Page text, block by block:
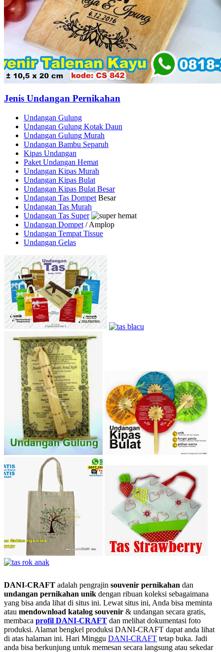
Jenis Undangan Pernikahan
Undangan Gulung
Undangan Gulung Kotak Daun
Undangan Gulung Murah
Undangan Bambu Separuh
Kipas Undangan
Paket Undangan Hemat
Undangan Kipas Murah
Undangan Kipas Bulat
Undangan Kipas Bulat Besar
Undangan Tas Dompet Besar
Undangan Tas Murah
Undangan Tas Super
Undangan Dompet / Amplop
Undangan Tempat Tissue
Undangan Gelas
DANI-CRAFT adalah pengrajin souvenir pernikahan dan
undangan pernikahan unik dengan ribuan koleksi sebagaimana
yang bisa anda lihat di situs ini. Lewat situs ini, Anda bisa meminta
atau mendownload katalog souvenir & undangan secara gratis,
membaca profil DANI-CRAFT dan melihat dokumentasi foto
produksi. Alamat bengkel produksi DANI-CRAFT dapat anda lihat
di atas halaman ini. Hari Minggu DANI-CRAFT tetap buka. Jadi
anda bisa berkunjung untuk memesan secara langsung atau sekedar